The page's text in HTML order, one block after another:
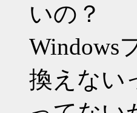
いの？
Windows
換えない